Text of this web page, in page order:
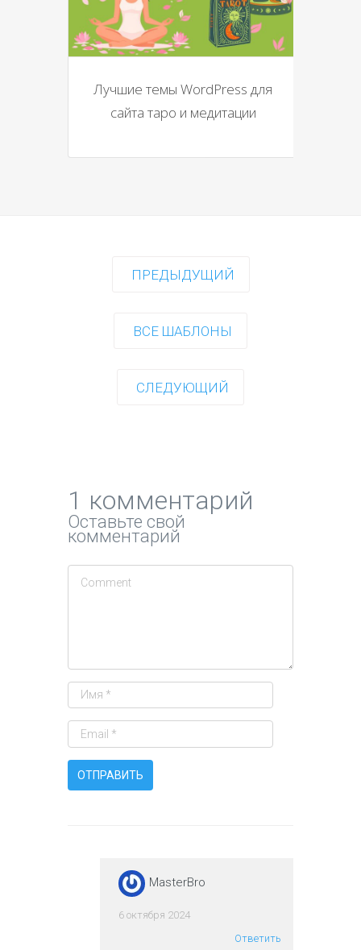
Лучшие темы WordPress для
сайта таро и медитации
ПРЕДЫДУЩИЙ
ВСЕ ШАБЛОНЫ
СЛЕДУЮЩИЙ
1 комментарий
Оставьте свой
комментарий
MasterBro
6 октября 2024
Ответить